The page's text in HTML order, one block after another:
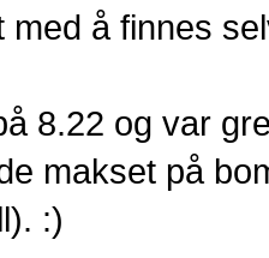
med å finnes
8.22 og var
makset på
:)